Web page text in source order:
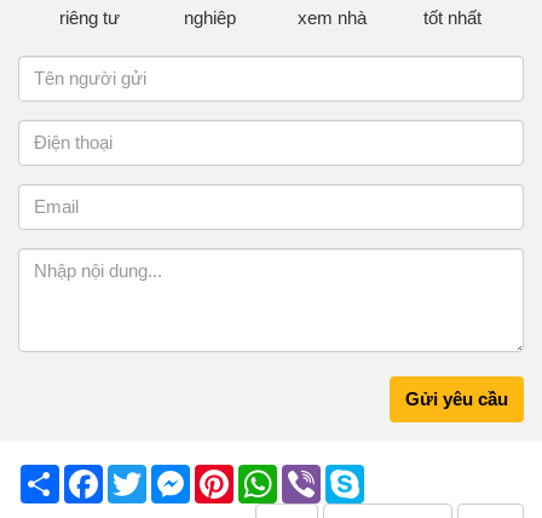
riêng tư
nghiêp
xem nhà
tốt nhất
Gửi yêu cầu
Share Facebook
TwitterMessenger
PinterestWhatsApp
Viber